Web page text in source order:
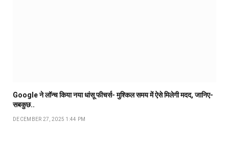
Google ने लॉन्च किया नया धांसू फीचर्स- मुश्किल समय में ऐसे मिलेगी मदद, जानिए-
सबकुछ..
DECEMBER 27, 2025 1:44 PM